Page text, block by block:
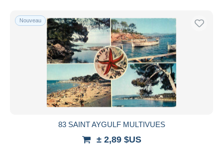
Nouveau
83 SAINT AYGULF MULTIVUES
± 2,89 $US